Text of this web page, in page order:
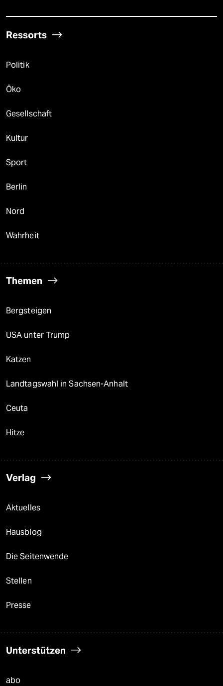
Ressorts
Politik
Öko
Gesellschaft
Kultur
Sport
Berlin
Nord
Wahrheit
Themen
Bergsteigen
USA unter Trump
Katzen
Landtagswahl in Sachsen-Anhalt
Ceuta
Hitze
Verlag
Aktuelles
Hausblog
Die Seitenwende
Stellen
Presse
Unterstützen
abo